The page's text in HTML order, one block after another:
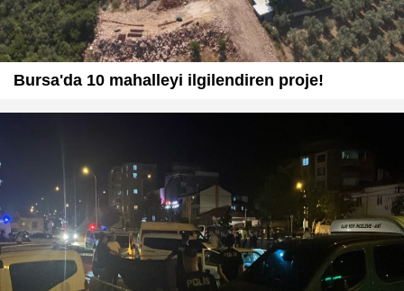
Bursa'da 10 mahalleyi ilgilendiren proje!